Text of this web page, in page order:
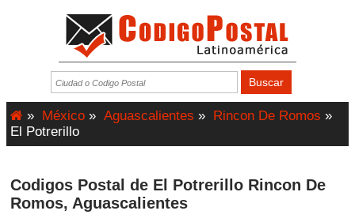
» México » Aguascalientes » Rincon De Romos »
El Potrerillo
Codigos Postal de El Potrerillo Rincon De
Romos, Aguascalientes